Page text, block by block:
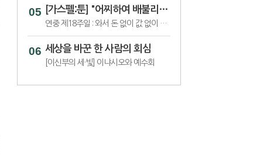
[가스펠:툰] "어찌하여 배불리지도 못하는 것에 수고를 들이느냐"
연중 제18주일 : 와서 돈 없이 값 없이 술과 젖을 사라
세상을 바꾼 한 사람의 회심
[이신부의 세·빛] 이냐시오와 예수회